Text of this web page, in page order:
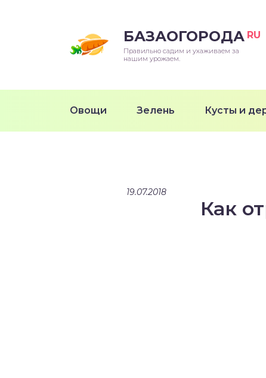
БАЗАОГОРОДА RU
Правильно садим и ухаживаем за
нашим урожаем.
Овощи Зелень Кусты и
19.07.2018
Как